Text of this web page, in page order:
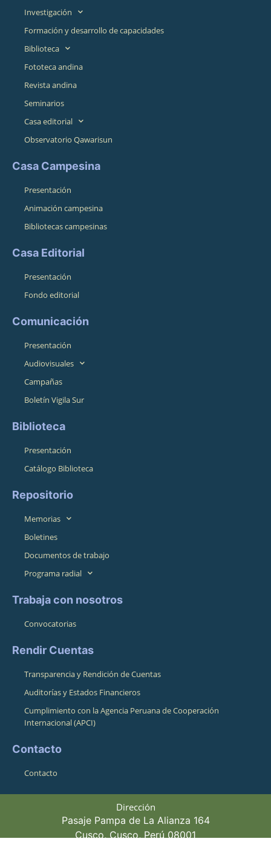
Investigación
Formación y desarrollo de capacidades
Biblioteca
Fototeca andina
Revista andina
Seminarios
Casa editorial
Observatorio Qawarisun
Casa Campesina
Presentación
Animación campesina
Bibliotecas campesinas
Casa Editorial
Presentación
Fondo editorial
Comunicación
Presentación
Audiovisuales
Campañas
Boletín Vigila Sur
Biblioteca
Presentación
Catálogo Biblioteca
Repositorio
Memorias
Boletines
Documentos de trabajo
Programa radial
Trabaja con nosotros
Convocatorias
Rendir Cuentas
Transparencia y Rendición de Cuentas
Auditorías y Estados Financieros
Cumplimiento con la Agencia Peruana de Cooperación
Internacional (APCI)
Contacto
Contacto
Dirección
Pasaje Pampa de La Alianza 164
Cusco, Cusco, Perú 08001